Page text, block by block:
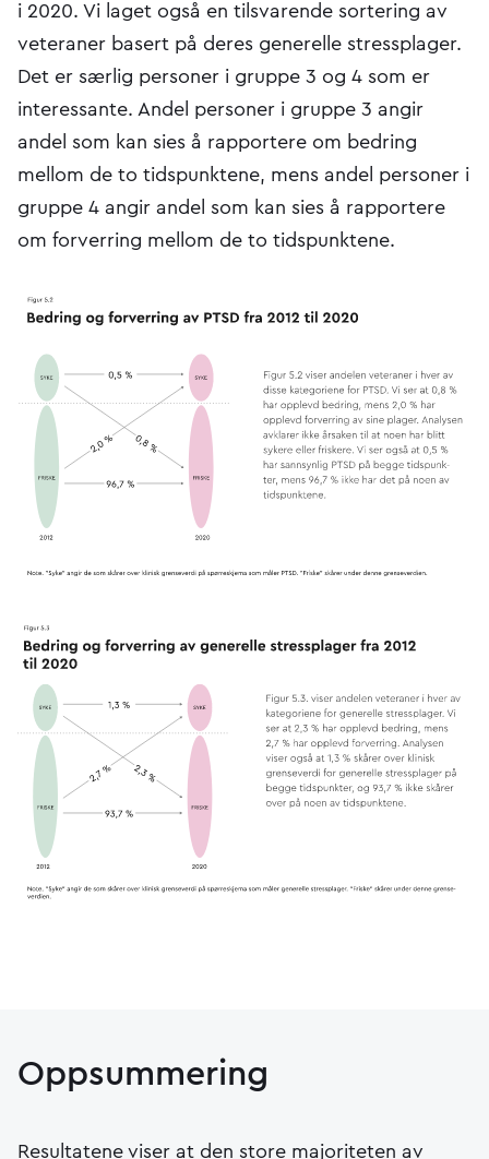
i 2020. Vi laget også en tilsvarende sortering av
veteraner basert på deres generelle stressplager.
Det er særlig personer i gruppe 3 og 4 som er
interessante. Andel personer i gruppe 3 angir
andel som kan sies å rapportere om bedring
mellom de to tidspunktene, mens andel personer i
gruppe 4 angir andel som kan sies å rapportere
om forverring mellom de to tidspunktene.
Oppsummering
Resultatene viser at den store majoriteten av